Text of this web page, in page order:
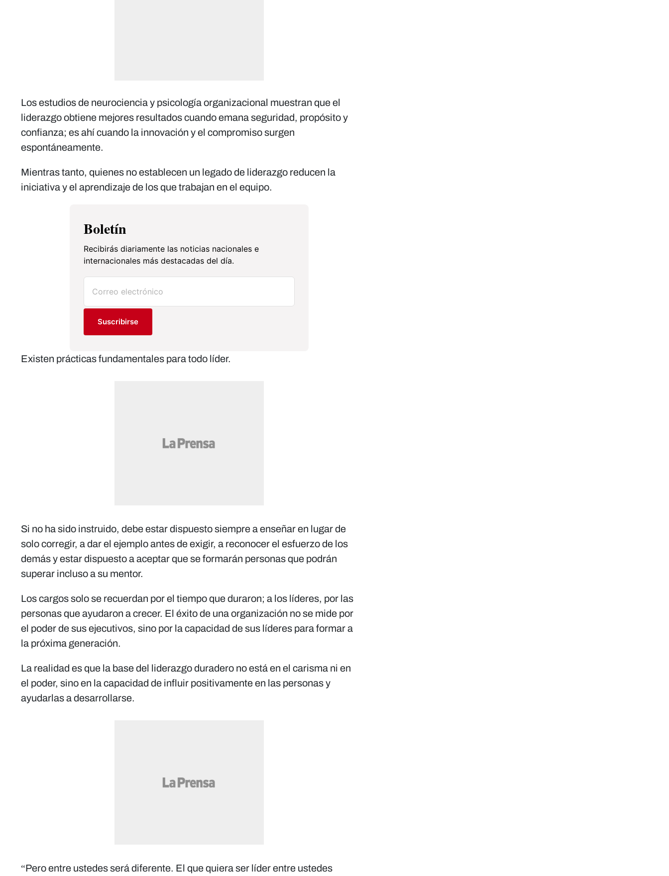
Los estudios de neurociencia y psicología organizacional muestran que el
liderazgo obtiene mejores resultados cuando emana seguridad, propósito y
confianza; es ahí cuando la innovación y el compromiso surgen
espontáneamente.
Mientras tanto, quienes no establecen un legado de liderazgo reducen la
iniciativa y el aprendizaje de los que trabajan en el equipo.
Boletín
Recibirás diariamente las noticias nacionales e
internacionales más destacadas del día.
Suscribirse
Existen prácticas fundamentales para todo líder.
Si no ha sido instruido, debe estar dispuesto siempre a enseñar en lugar de
solo corregir, a dar el ejemplo antes de exigir, a reconocer el esfuerzo de los
demás y estar dispuesto a aceptar que se formarán personas que podrán
superar incluso a su mentor.
Los cargos solo se recuerdan por el tiempo que duraron; a los líderes, por las
personas que ayudaron a crecer. El éxito de una organización no se mide por
el poder de sus ejecutivos, sino por la capacidad de sus líderes para formar a
la próxima generación.
La realidad es que la base del liderazgo duradero no está en el carisma ni en
el poder, sino en la capacidad de influir positivamente en las personas y
ayudarlas a desarrollarse.
“Pero entre ustedes será diferente. El que quiera ser líder entre ustedes